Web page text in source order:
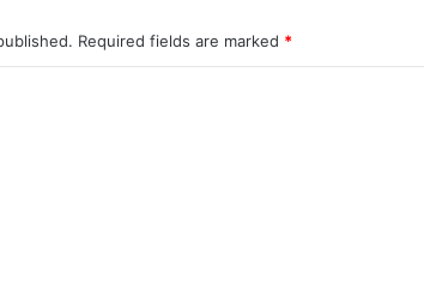
Required fields are marked *